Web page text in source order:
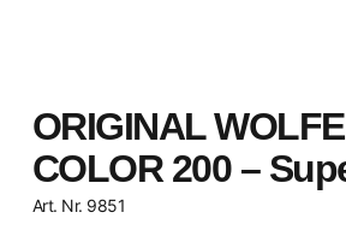
ORIGINAL
COLOR 200 –
Art. Nr. 9851